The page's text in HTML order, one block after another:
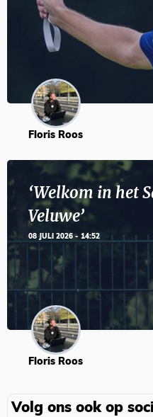
Floris Roos
‘Welkom in het
Veluwe’
08 JULI 2026 - 14:52
Floris Roos
Volg ons ook op